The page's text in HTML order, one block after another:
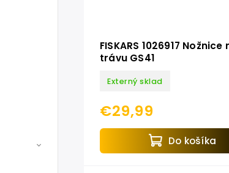
FISKARS 1026917 Nožnice
trávu GS41
Externý sklad
€29,99
Do košíka